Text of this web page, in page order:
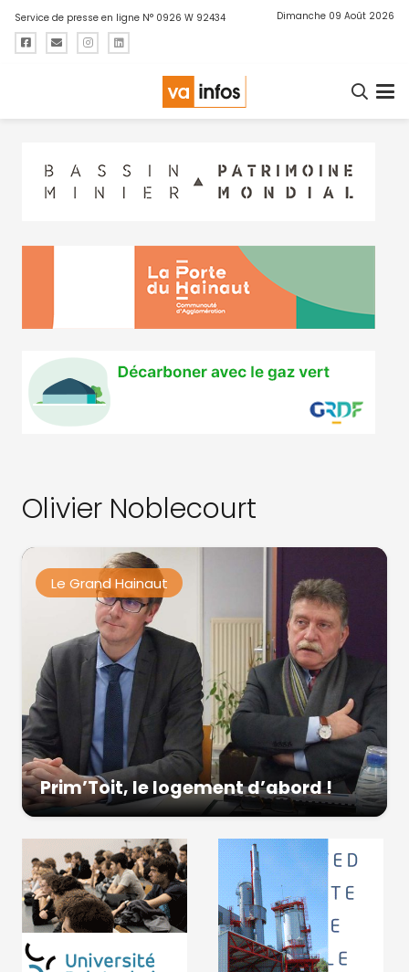
Service de presse en ligne N° 0926 W 92434 Dimanche 09 Août 2026
Olivier Noblecourt
Le Grand Hainaut
Prim’Toit, le logement d’abord !